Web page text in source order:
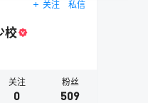
关注 私信
校
关注
0
粉丝
509